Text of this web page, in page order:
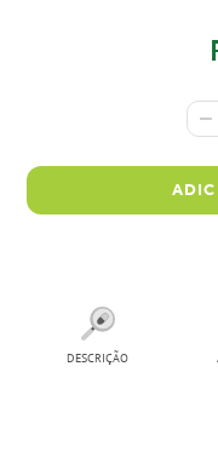
DESCRIÇÃO